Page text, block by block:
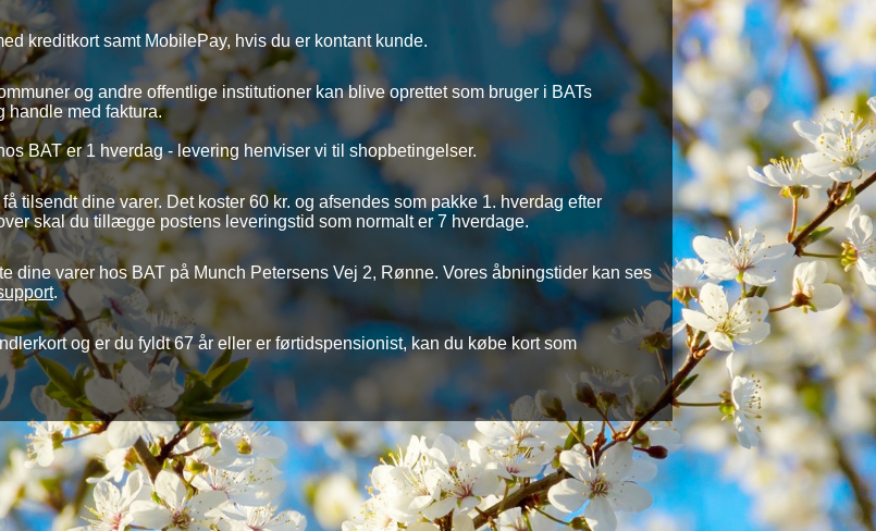
kreditkort samt MobilePay, hvis du er kontant kunde.
og andre offentlige institutioner kan blive oprettet som bruger i BATs
handle med faktura.
BAT er 1 hverdag - levering henviser vi til shopbetingelser.
tilsendt dine varer. Det koster 60 kr. og afsendes som pakke 1. hverdag efter
skal du tillægge postens leveringstid som normalt er 7 hverdage.
dine varer hos BAT på Munch Petersens Vej 2, Rønne. Vores åbningstider kan ses
.
og er du fyldt 67 år eller er førtidspensionist, kan du købe kort som